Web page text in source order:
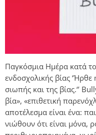
Παγκόσμια Ημέρα κατά
ενδοσχολικής βίας
σιωπής και της βίας.‘’
βία», «επιθετική
αποτέλεσμα είναι ένα:
νιώθουν ότι είναι